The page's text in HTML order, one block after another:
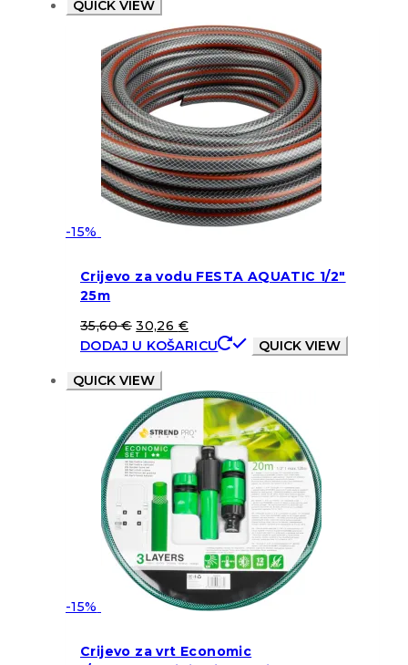
QUICK VIEW
-15%
Crijevo za vodu FESTA AQUATIC 1/2″
25m
35,60€ 30,26 €
DODAJ U KOŠARICU
QUICK VIEW
QUICK VIEW
-15%
Crijevo za vrt Economic